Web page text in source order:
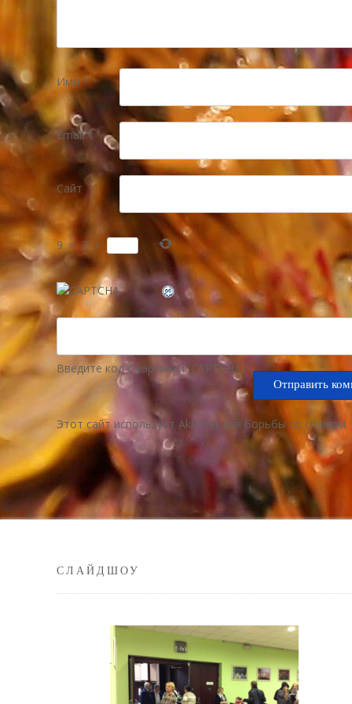
Имя*
Email*
Сайт
9 × 2 =
Введите код с картинки (CAPTCHA)
Этот сайт использует Akismet для борьбы со спамом.
СЛАЙДШОУ